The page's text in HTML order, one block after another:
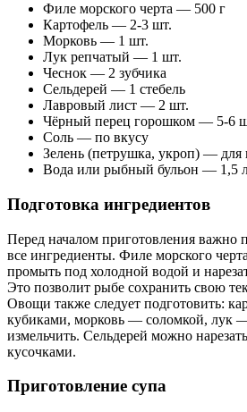
Филе морского черта — 500 г
Картофель — 2-3 шт.
Морковь — 1 шт.
Лук репчатый — 1 шт.
Чеснок — 2 зубчика
Сельдерей — 1 стебель
Лавровый лист — 2 шт.
Чёрный перец горошком — 5-6
Соль — по вкусу
Зелень (петрушка, укроп) — для
Вода или рыбный бульон — 1,5
Подготовка ингредиентов
Перед началом приготовления важно
все ингредиенты. Филе морского
промыть под холодной водой и
Это позволит рыбе сохранить свою
Овощи также следует подготовить:
кубиками, морковь — соломкой, лук
измельчить. Сельдерей можно
кусочками.
Приготовление супа